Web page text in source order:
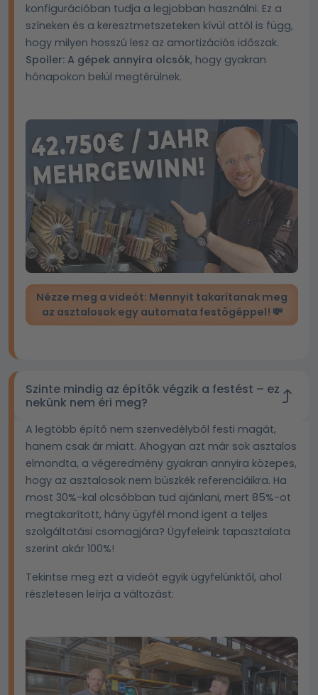
konfigurációban tudja a legjobban használni. Ez a
színeken és a keresztmetszeteken kívül attól is függ,
hogy milyen hosszú lesz az amortizációs időszak.
Spoiler: A gépek annyira olcsók, hogy gyakran
hónapokon belül megtérülnek.
Nézze meg a videót: Mennyit takarítanak meg
az asztalosok egy automata festőgéppel! 💸
Szinte mindig az építők végzik a festést – ez
nekünk nem éri meg?
A legtöbb építő nem szenvedélyből festi magát,
hanem csak ár miatt. Ahogyan azt már sok asztalos
elmondta, a végeredmény gyakran annyira közepes,
hogy az asztalosok nem büszkék referenciáikra. Ha
most 30%-kal olcsóbban tud ajánlani, mert 85%-ot
megtakarított, hány ügyfél mond igent a teljes
szolgáltatási csomagjára? Ügyfeleink tapasztalata
szerint akár 100%!
Tekintse meg ezt a videót egyik ügyfelünktől, ahol
részletesen leírja a változást: